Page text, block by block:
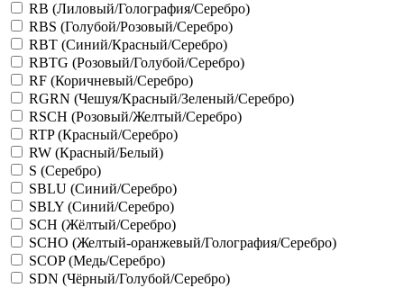
RB (Лиловый/Голография/Серебро)
RBS (Голубой/Розовый/Серебро)
RBT (Синий/Красный/Серебро)
RBTG (Розовый/Голубой/Серебро)
RF (Коричневый/Серебро)
RGRN (Чешуя/Красный/Зеленый/Серебро)
RSCH (Розовый/Желтый/Серебро)
RTP (Красный/Серебро)
RW (Красный/Белый)
S (Серебро)
SBLU (Синий/Серебро)
SBLY (Синий/Серебро)
SCH (Жёлтый/Серебро)
SCHO (Желтый-оранжевый/Голография/Серебро)
SCOP (Медь/Серебро)
SDN (Чёрный/Голубой/Серебро)